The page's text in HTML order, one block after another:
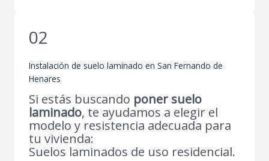
02
Instalación de suelo laminado en San Fernando de
Henares
Si estás buscando poner suelo
laminado, te ayudamos a elegir el
modelo y resistencia adecuada para
tu vivienda:
Suelos laminados de uso residencial.